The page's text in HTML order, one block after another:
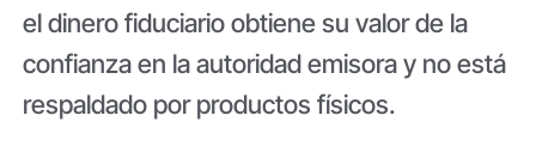
el dinero fiduciario obtiene su valor de la
confianza en la autoridad emisora ​​y no está
respaldado por productos físicos.